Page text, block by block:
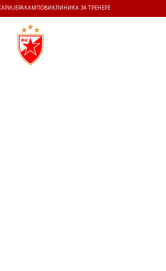
КАМПОВИ КЛИНИКА ЗА ТРЕНЕРЕ